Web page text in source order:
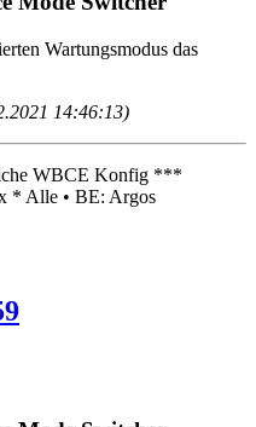
Wartungsmodus das
14:46:13)
WBCE Konfig ***
* Alle • BE: Argos